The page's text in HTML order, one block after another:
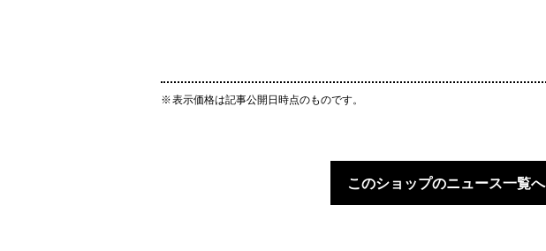
表示価格は記事公開日時点のものです。
このショップのニュース一覧へ